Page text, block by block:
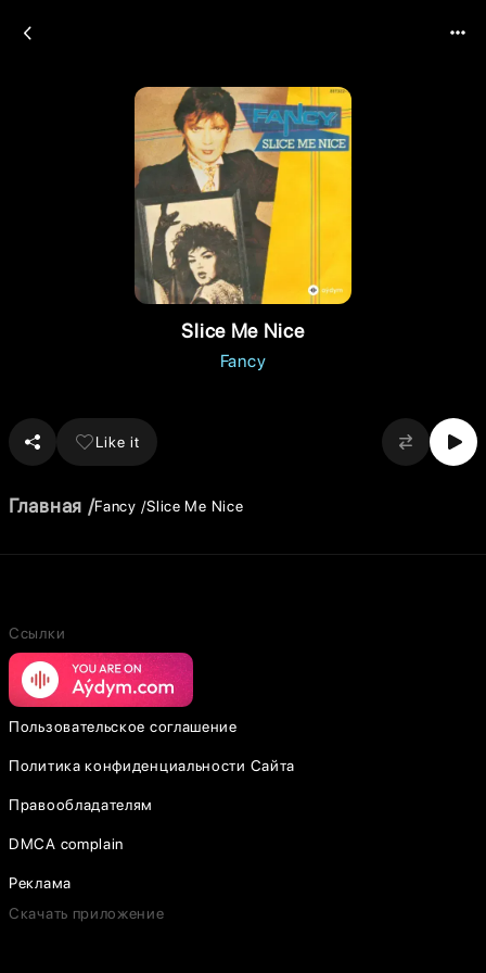
Slice Me Nice
Fancy
Like it
Главная Fancy Slice Me Nice
Ссылки
Пользовательское соглашение
Политика конфиденциальности Сайта
Правообладателям
DMCA complain
Реклама
Скачать приложение